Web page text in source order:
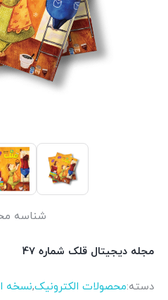
شناسه
مجله دیجیتال قلک شماره 47
دسته:محصولات الکترونیک,نسخه